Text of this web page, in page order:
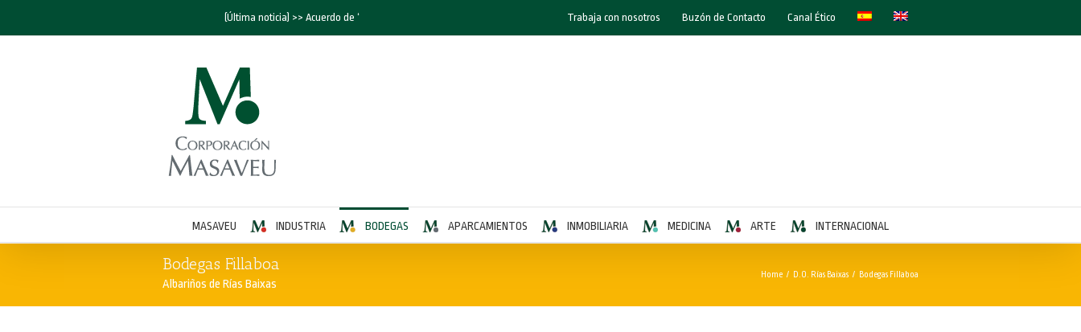
(Última noticia) >> Acuerdo de “Corporación Masaveu” y EDP en relación a la central térmica de Aboño.
Trabaja con nosotros Buzón de Contacto Canal Ético
MASAVEU INDUSTRIA BODEGAS APARCAMIENTOS INMOBILIARIA MEDICINA ARTE INTERNACIONAL
Bodegas Fillaboa
Albariños de Rías Baixas
Home / D.O. Rías Baixas / Bodegas Fillaboa